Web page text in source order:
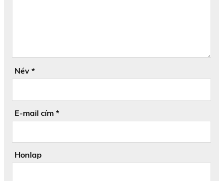
Név *
E-mail cím *
Honlap